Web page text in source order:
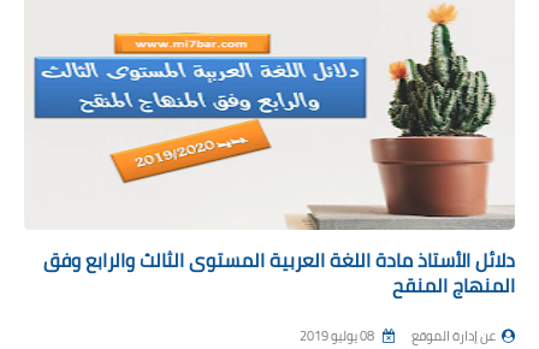
دلائل الأستاذ مادة اللغة العربية المستوى الثالث والرابع وفق
المنهاج المنقح
عن إدارة الموقع